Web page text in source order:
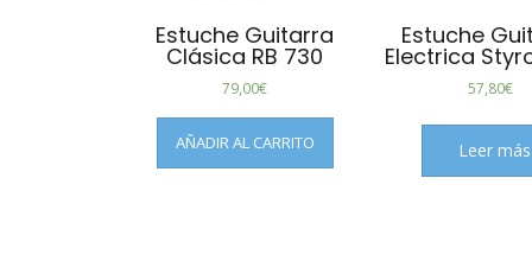
Estuche Guitarra
Clásica RB 730
79,00€
AÑADIR AL CARRITO
Estuche
Electrica
57,80€
Leer más